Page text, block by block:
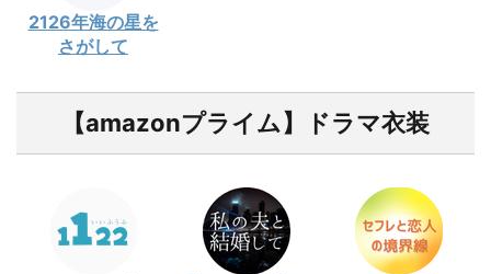
2126年海の星を
さがして
【amazonプライム】ドラマ衣装